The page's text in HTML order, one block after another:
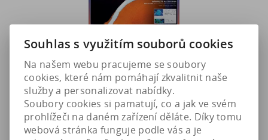
UltraMarine no.82 - časopis pro mořské akvaristy (JUN-JUL
´20)
UM_J-J82_20
Souhlas s využitím souborů cookies
Na našem webu pracujeme se soubory
cookies, které nám pomáhají zkvalitnit naše
služby a personalizovat nabídky.
Soubory cookies si pamatují, co a jak ve svém
prohlížeči na daném zařízení děláte. Díky tomu
webová stránka funguje podle vás a je